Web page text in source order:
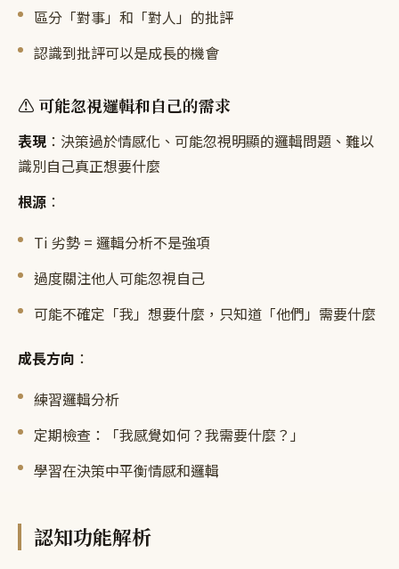
區分「對事」和「對人」的批評
認識到批評可以是成長的機會
⚠️ 可能忽視邏輯和自己的需求
表現 ：決策過於情感化、可能忽視明顯的邏輯問題、難以
識別自己真正想要什麼
根源 ：
Ti 劣勢 = 邏輯分析不是強項
過度關注他人可能忽視自己
可能不確定「我」想要什麼，只知道「他們」需要什麼
成長方向 ：
練習邏輯分析
定期檢查：「我感覺如何？我需要什麼？」
學習在決策中平衡情感和邏輯
認知功能解析